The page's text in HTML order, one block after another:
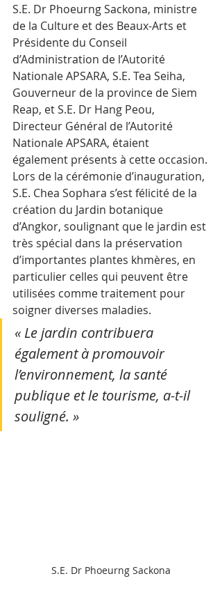
S.E. Dr Phoeurng Sackona, ministre
de la Culture et des Beaux-Arts et
Présidente du Conseil
d’Administration de l’Autorité
Nationale APSARA, S.E. Tea Seiha,
Gouverneur de la province de Siem
Reap, et S.E. Dr Hang Peou,
Directeur Général de l’Autorité
Nationale APSARA, étaient
également présents à cette occasion.
Lors de la cérémonie d’inauguration,
S.E. Chea Sophara s’est félicité de la
création du Jardin botanique
d’Angkor, soulignant que le jardin est
très spécial dans la préservation
d’importantes plantes khmères, en
particulier celles qui peuvent être
utilisées comme traitement pour
soigner diverses maladies.
« Le jardin contribuera
également à promouvoir
l’environnement, la santé
publique et le tourisme, a-t-il
souligné. »
S.E. Dr Phoeurng Sackona